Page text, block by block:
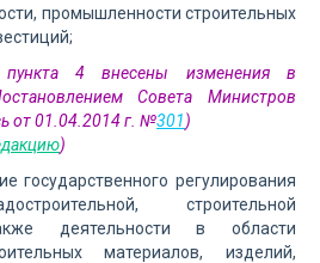
промышленности строительных
4 внесены изменения в
Совета Министров
от 01.04.2014 г. №301)
)
государственного регулирования
строительной
деятельности в области
материалов, изделий,